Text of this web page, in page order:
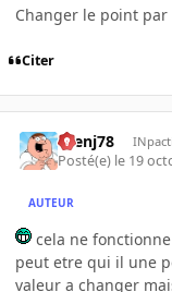
Changer le point
Citer
rbenj78
Posté(e) le 19
AUTEUR
cela ne
peut etre qui il une
valeur a changer